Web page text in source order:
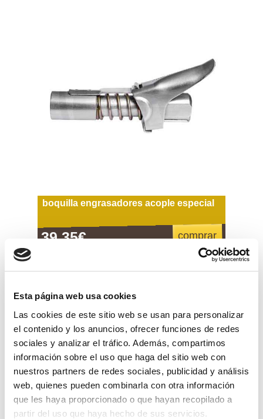
Esta página web usa cookies
Las cookies de este sitio web se usan para personalizar
el contenido y los anuncios, ofrecer funciones de redes
sociales y analizar el tráfico. Además, compartimos
información sobre el uso que haga del sitio web con
nuestros partners de redes sociales, publicidad y análisis
web, quienes pueden combinarla con otra información
que les haya proporcionado o que hayan recopilado a
partir del uso que haya hecho de sus servicios.
boquilla engrasadores acople especial
39,35€ comprar